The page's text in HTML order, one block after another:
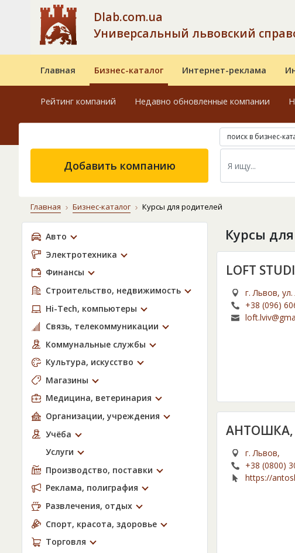
Dlab.com.ua
Универсальный львовский
Главная Бизнес-каталог Интернет-реклама
Рейтинг компаний Недавно обновленные компании
поиск в бизнес-
Добавить компанию
Главная Бизнес-каталог Курсы для родителей
Авто
Электротехника
Финансы
Строительство, недвижимость
Hi-Tech, компьютеры
Связь, телекоммуникации
Коммунальные службы
Культура, искусство
Магазины
Медицина, ветеринария
Организации, учреждения
Учёба
Услуги
Производство, поставки
Реклама, полиграфия
Развлечения, отдых
Спорт, красота, здоровье
Торговля
Курсы
LOFT
г. Львов,
+38 (096)
г. Львов,
+38 (0800)
https://